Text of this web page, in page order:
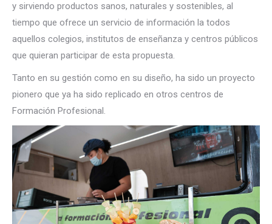
y sirviendo productos sanos, naturales y sostenibles, al
tiempo que ofrece un servicio de información la todos
aquellos colegios, institutos de enseñanza y centros públicos
que quieran participar de esta propuesta.
Tanto en su gestión como en su diseño, ha sido un proyecto
pionero que ya ha sido replicado en otros centros de
Formación Profesional.